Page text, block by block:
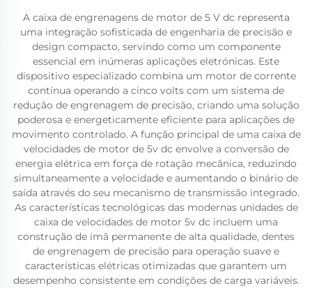
A caixa de engrenagens de motor de 5 V dc representa
uma integração sofisticada de engenharia de precisão e
design compacto, servindo como um componente
essencial em inúmeras aplicações eletrónicas. Este
dispositivo especializado combina um motor de corrente
contínua operando a cinco volts com um sistema de
redução de engrenagem de precisão, criando uma solução
poderosa e energeticamente eficiente para aplicações de
movimento controlado. A função principal de uma caixa de
velocidades de motor de 5v dc envolve a conversão de
energia elétrica em força de rotação mecânica, reduzindo
simultaneamente a velocidade e aumentando o binário de
saída através do seu mecanismo de transmissão integrado.
As características tecnológicas das modernas unidades de
caixa de velocidades de motor 5v dc incluem uma
construção de ímã permanente de alta qualidade, dentes
de engrenagem de precisão para operação suave e
características elétricas otimizadas que garantem um
desempenho consistente em condições de carga variáveis.